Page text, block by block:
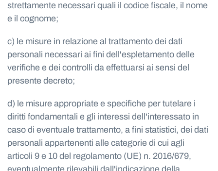
strettamente necessari quali il codice fiscale, il nome
e il cognome;
c) le misure in relazione al trattamento dei dati
personali necessari ai fini dell'espletamento delle
verifiche e dei controlli da effettuarsi ai sensi del
presente decreto;
d) le misure appropriate e specifiche per tutelare i
diritti fondamentali e gli interessi dell'interessato in
caso di eventuale trattamento, a fini statistici, dei dati
personali appartenenti alle categorie di cui agli
articoli 9 e 10 del regolamento (UE) n. 2016/679,
eventualmente rilevabili dall'indicazione della